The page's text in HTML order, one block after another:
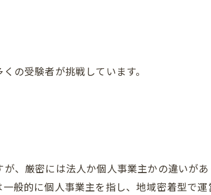
の受験者が挑戦しています。
、厳密には法人か個人事業主かの違いが
般的に個人事業主を指し、地域密着型で